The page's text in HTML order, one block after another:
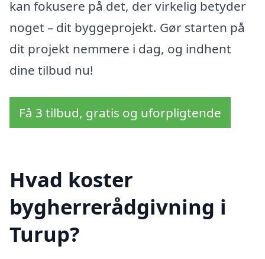
kan fokusere på det, der virkelig betyder
noget – dit byggeprojekt. Gør starten på
dit projekt nemmere i dag, og indhent
dine tilbud nu!
Få 3 tilbud, gratis og uforpligtende
Hvad koster
bygherrerådgivning i
Turup?